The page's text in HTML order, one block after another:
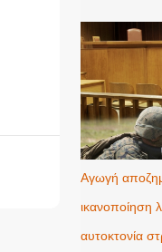
Αγωγή
ικανοποίηση
αυτοκτονία